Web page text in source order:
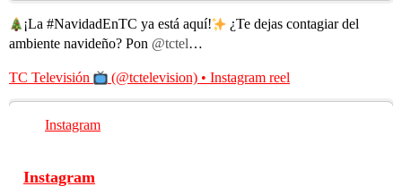
¡La #NavidadEnTC ya está aquí!
¿Te dejas contagiar del
ambiente navideño? Pon @tctel…
TC Televisión (@tctelevision) • Instagram reel
Instagram
Instagram